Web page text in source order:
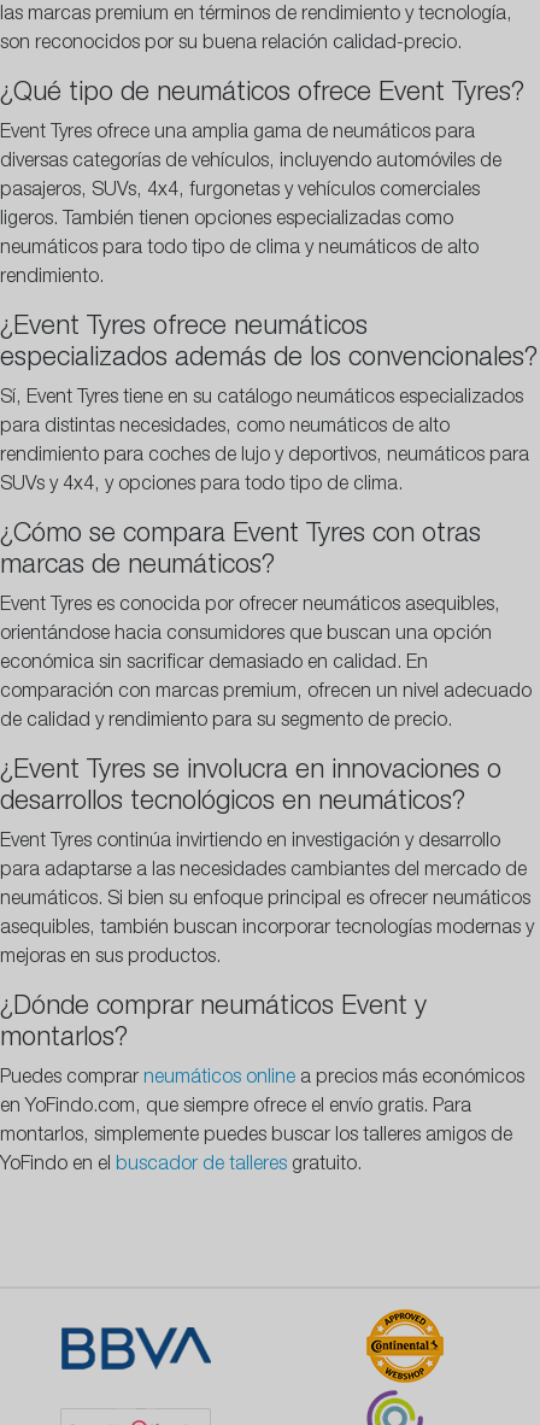
las marcas premium en términos de rendimiento y tecnología,
son reconocidos por su buena relación calidad-precio.
¿Qué tipo de neumáticos ofrece Event Tyres?
Event Tyres ofrece una amplia gama de neumáticos para
diversas categorías de vehículos, incluyendo automóviles de
pasajeros, SUVs, 4x4, furgonetas y vehículos comerciales
ligeros. También tienen opciones especializadas como
neumáticos para todo tipo de clima y neumáticos de alto
rendimiento.
¿Event Tyres ofrece neumáticos
especializados además de los convencionales?
Sí, Event Tyres tiene en su catálogo neumáticos especializados
para distintas necesidades, como neumáticos de alto
rendimiento para coches de lujo y deportivos, neumáticos para
SUVs y 4x4, y opciones para todo tipo de clima.
¿Cómo se compara Event Tyres con otras
marcas de neumáticos?
Event Tyres es conocida por ofrecer neumáticos asequibles,
orientándose hacia consumidores que buscan una opción
económica sin sacrificar demasiado en calidad. En
comparación con marcas premium, ofrecen un nivel adecuado
de calidad y rendimiento para su segmento de precio.
¿Event Tyres se involucra en innovaciones o
desarrollos tecnológicos en neumáticos?
Event Tyres continúa invirtiendo en investigación y desarrollo
para adaptarse a las necesidades cambiantes del mercado de
neumáticos. Si bien su enfoque principal es ofrecer neumáticos
asequibles, también buscan incorporar tecnologías modernas y
mejoras en sus productos.
¿Dónde comprar neumáticos Event y
montarlos?
Puedes comprar neumáticos online a precios más económicos
en YoFindo.com, que siempre ofrece el envío gratis. Para
montarlos, simplemente puedes buscar los talleres amigos de
YoFindo en el buscador de talleres gratuito.